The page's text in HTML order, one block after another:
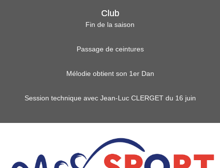
Club
Fin de la saison
Passage de ceintures
Mélodie obtient son 1er Dan
Session technique avec Jean-Luc CLERGET du 16 juin